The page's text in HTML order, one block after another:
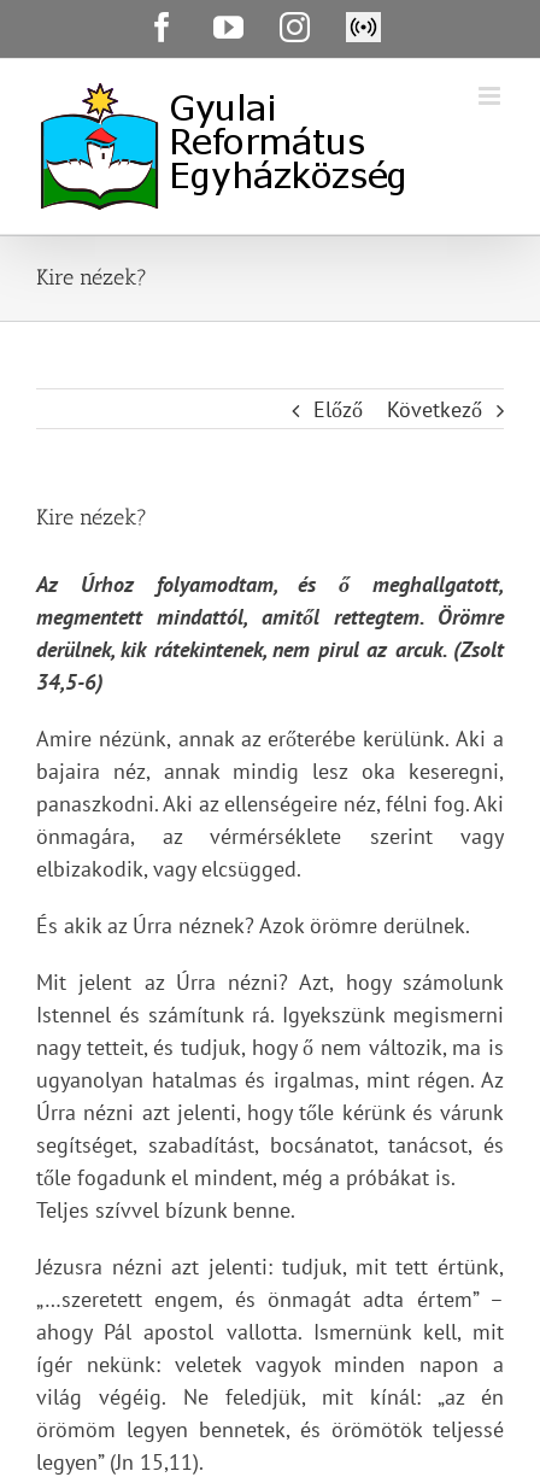
FacebookYouTubeInstagram
Élő
közvetítés
Kire nézek?
Előző Következő
Kire nézek?
Az Úrhoz folyamodtam, és ő meghallgatott,
megmentett mindattól, amitől rettegtem. Örömre
derülnek, kik rátekintenek, nem pirul az arcuk. (Zsolt
34,5-6)
Amire nézünk, annak az erőterébe kerülünk. Aki a
bajaira néz, annak mindig lesz oka keseregni,
panaszkodni. Aki az ellenségeire néz, félni fog. Aki
önmagára, az vérmérséklete szerint vagy
elbizakodik, vagy elcsügged.
És akik az Úrra néznek? Azok örömre derülnek.
Mit jelent az Úrra nézni? Azt, hogy számolunk
Istennel és számítunk rá. Igyekszünk megismerni
nagy tetteit, és tudjuk, hogy ő nem változik, ma is
ugyanolyan hatalmas és irgalmas, mint régen. Az
Úrra nézni azt jelenti, hogy tőle kérünk és várunk
segítséget, szabadítást, bocsánatot, tanácsot, és
tőle fogadunk el mindent, még a próbákat is.
Teljes szívvel bízunk benne.
Jézusra nézni azt jelenti: tudjuk, mit tett értünk,
„…szeretett engem, és önmagát adta értem” –
ahogy Pál apostol vallotta. Ismernünk kell, mit
ígér nekünk: veletek vagyok minden napon a
világ végéig. Ne feledjük, mit kínál: „az én
örömöm legyen bennetek, és örömötök teljessé
legyen” (Jn 15,11).